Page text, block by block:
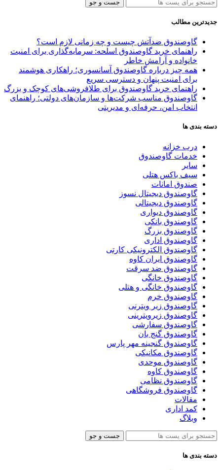
جست و جو
جدیدترین مطالب
گاوصندوق ضدآتش چیست و چه زمانی لازم است؟
راهنمای خرید گاوصندوق اسلحه: سرمایه‌گذاری برای امنیت
خانواده و آرامش خاطر
همه چیز درباره گاوصندوق آسانسوری؛ راهکاری هوشمند
برای امنیت پنهان و دسترسی سریع
راهنمای خرید گاوصندوق برای طلافروشی‌های کوچک و بزرگ
گاوصندوق مناسب شرکت‌ها و سازمان‌های دولتی؛ راهنمای
انتخاب امن، حرفه‌ای و مدیریتی
دسته بندی ها
درب خزانه
خدمات گاوصندوق
سایر
سیف باکس هتلی
صندوق امانات
گاوصندوق دیجیتال نسوز
گاوصندوق دیجیتالی
گاوصندوق دیواری
گاوصندوق بانکی
گاوصندوق بزرگ
گاوصندوق اداری
گاوصندوق الکترونیکی کارتی
گاوصندوق ایران کاوه
گاوصندوق ضد سرقت
گاوصندوق خانگی
گاوصندوق خانگی و هتلی
گاوصندوق خرم
گاوصندوق زیر ویترنی
گاوصندوق زیرویترینی
گاوصندوق سفارشی
گاوصندوق گنج بان
گاوصندوق گنجینه مهر پارس
گاوصندوق مکانیکی
گاوصندوق موحدی
گاوصندوق کاوه
گاوصندوق نظامی
گاوصندوق فروشگاهی
مقالات
کمد اداری
وبلاگ
جست و جو
دسته بندی ها